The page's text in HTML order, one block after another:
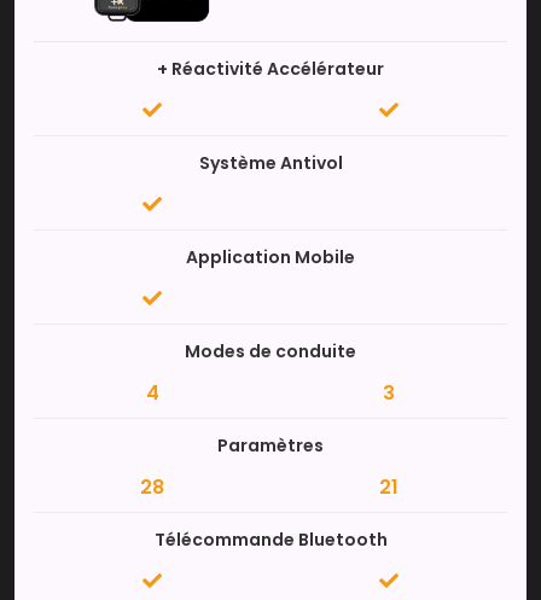
+ Réactivité Accélérateur
Système Antivol
Application Mobile
Modes de conduite
4 3
Paramètres
28 21
Télécommande Bluetooth